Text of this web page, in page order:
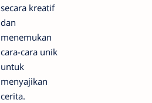
secara kreatif
dan
menemukan
cara-cara unik
untuk
menyajikan
cerita.